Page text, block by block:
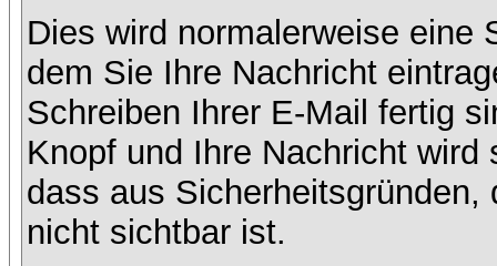
Dies wird normalerweise eine
dem Sie Ihre Nachricht
Schreiben Ihrer E-Mail fertig
Knopf und Ihre Nachricht
dass aus
nicht sichtbar ist.